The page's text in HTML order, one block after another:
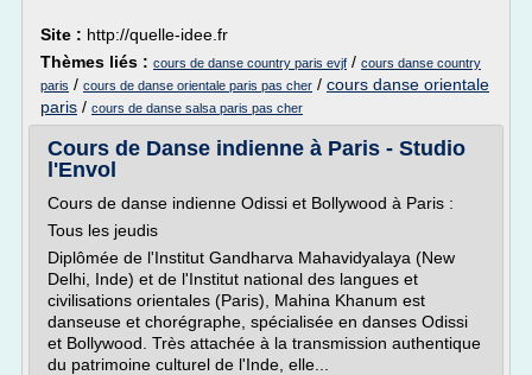
Site : http://quelle-idee.fr
Thèmes liés : cours de danse country paris evjf / cours danse country
paris / cours de danse orientale paris pas cher / cours danse orientale
paris / cours de danse salsa paris pas cher
Cours de Danse indienne à Paris - Studio
l'Envol
Cours de danse indienne Odissi et Bollywood à Paris :
Tous les jeudis
Diplômée de l'Institut Gandharva Mahavidyalaya (New
Delhi, Inde) et de l'Institut national des langues et
civilisations orientales (Paris), Mahina Khanum est
danseuse et chorégraphe, spécialisée en danses Odissi
et Bollywood. Très attachée à la transmission authentique
du patrimoine culturel de l'Inde, elle...